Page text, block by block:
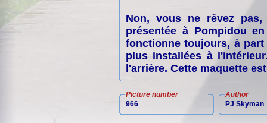
Non, vous ne rêvez
présentée à Pompidou
fonctionne toujours, à
plus installées à
l'arrière. Cette maquette
Picture number
966
Author
PJ Skyman